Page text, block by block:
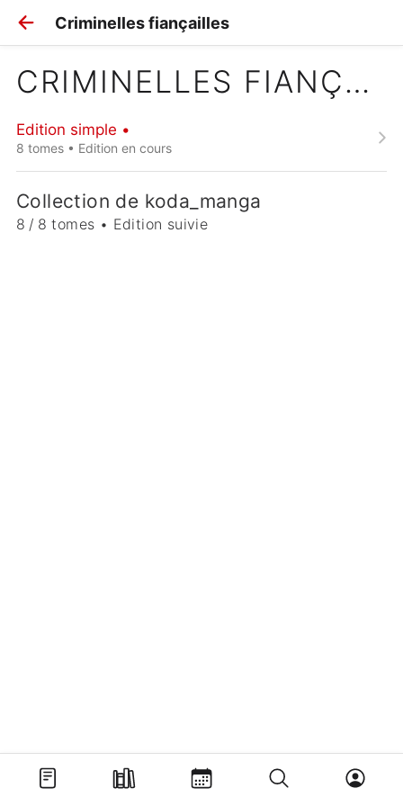
Criminelles fiançailles
CRIMINELLES FIANÇAILLES
Edition simple •
8 tomes • Edition en cours
Collection de koda_manga
8 / 8 tomes • Edition suivie